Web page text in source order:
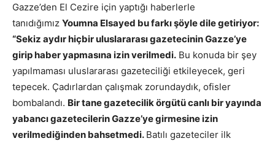
Gazze’den El Cezire için yaptığı haberlerle
tanıdığımız Youmna Elsayed bu farkı şöyle dile getiriyor:
“Sekiz aydır hiçbir uluslararası gazetecinin Gazze’ye
girip haber yapmasına izin verilmedi. Bu konuda bir şey
yapılmaması uluslararası gazeteciliği etkileyecek, geri
tepecek. Çadırlardan çalışmak zorundaydık, ofisler
bombalandı. Bir tane gazetecilik örgütü canlı bir yayında
yabancı gazetecilerin Gazze’ye girmesine izin
verilmediğinden bahsetmedi. Batılı gazeteciler ilk